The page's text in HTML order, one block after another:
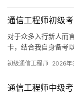
通信工程师初级
对于众多入行新人而
卡，结合我自身备考
初级通信工程师 2026年
通信工程师中级